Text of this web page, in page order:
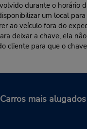
durante o horário
um local
ao veículo fora do
deixar a chave, ela
cliente para que o
Carros mais alugados